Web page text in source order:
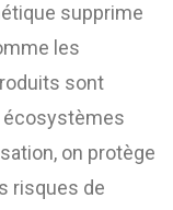
supprime
les
sont
on protège
risques de